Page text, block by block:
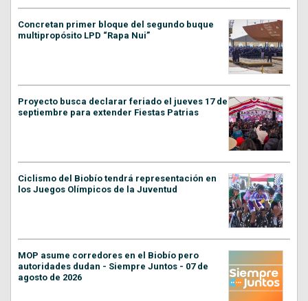
Concretan primer bloque del segundo buque
multipropósito LPD “Rapa Nui”
Proyecto busca declarar feriado el jueves 17 de
septiembre para extender Fiestas Patrias
Ciclismo del Biobío tendrá representación en
los Juegos Olímpicos de la Juventud
MOP asume corredores en el Biobío pero
autoridades dudan - Siempre Juntos - 07 de
agosto de 2026